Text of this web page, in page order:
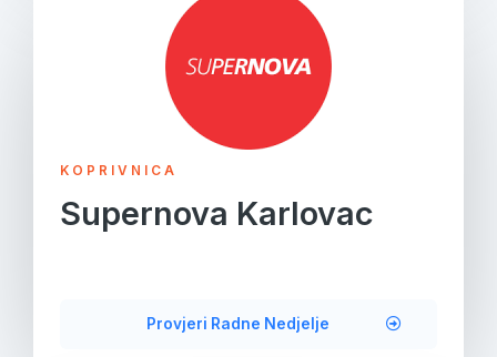
KOPRIVNICA
Supernova Karlovac
Provjeri Radne Nedjelje